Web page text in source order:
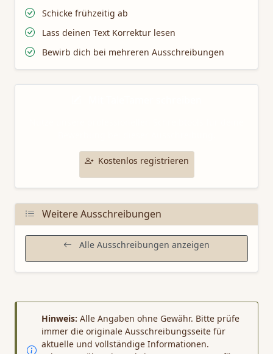
Schicke frühzeitig ab
Lass deinen Text Korrektur lesen
Bewirb dich bei mehreren Ausschreibungen
Kostenlos registrieren
Weitere Ausschreibungen
Alle Ausschreibungen anzeigen
Hinweis: Alle Angaben ohne Gewähr. Bitte prüfe
immer die originale Ausschreibungsseite für
aktuelle und vollständige Informationen.